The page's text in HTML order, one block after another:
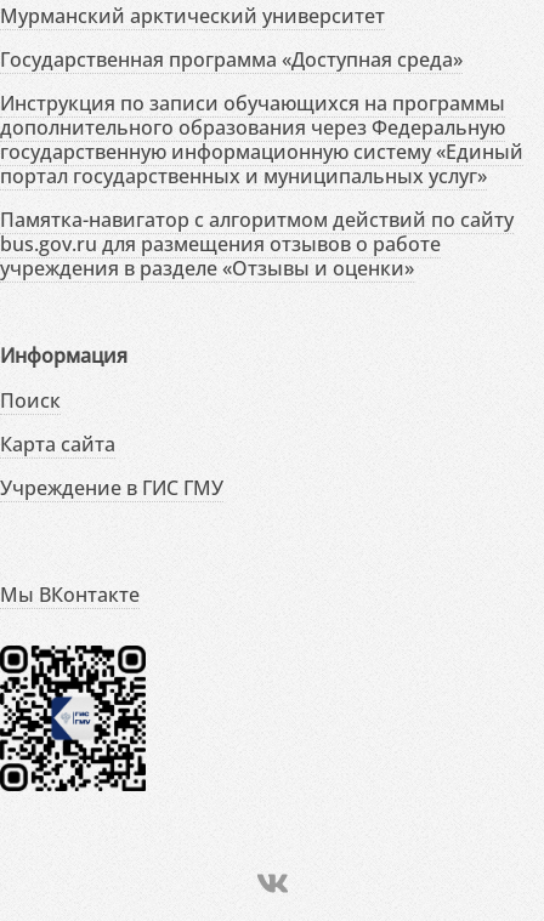
Мурманский арктический университет
Государственная программа «Доступная среда»
Инструкция по записи обучающихся на программы
дополнительного образования через Федеральную
государственную информационную систему «Единый
портал государственных и муниципальных услуг»
Памятка-навигатор с алгоритмом действий по сайту
bus.gov.ru для размещения отзывов о работе
учреждения в разделе «Отзывы и оценки»
Информация
Поиск
Карта сайта
Учреждение в ГИС ГМУ
Мы ВКонтакте